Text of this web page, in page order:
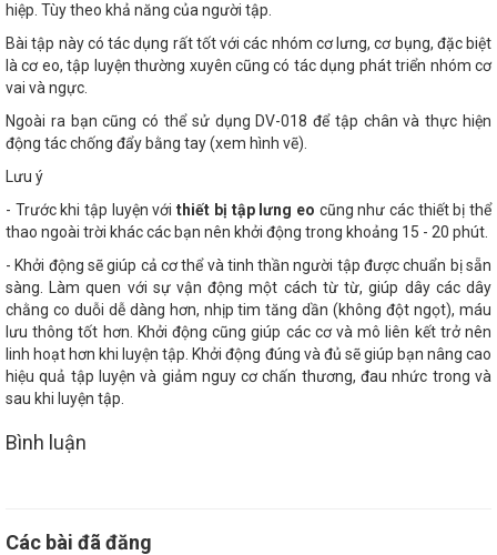
hiệp. Tùy theo khả năng của người tập.
Bài tập này có tác dụng rất tốt với các nhóm cơ lưng, cơ bụng, đặc biệt
là cơ eo, tập luyện thường xuyên cũng có tác dụng phát triển nhóm cơ
vai và ngực.
Ngoài ra bạn cũng có thể sử dụng DV-018 để tập chân và thực hiện
động tác chống đẩy bằng tay (xem hình vẽ).
Lưu ý
- Trước khi tập luyện với thiết bị tập lưng eo cũng như các thiết bị thể
thao ngoài trời khác các bạn nên khởi động trong khoảng 15 - 20 phút.
- Khởi động sẽ giúp cả cơ thể và tinh thần người tập được chuẩn bị sẵn
sàng. Làm quen với sự vận động một cách từ từ, giúp dây các dây
chằng co duỗi dễ dàng hơn, nhịp tim tăng dần (không đột ngọt), máu
lưu thông tốt hơn. Khởi động cũng giúp các cơ và mô liên kết trở nên
linh hoạt hơn khi luyện tập. Khởi động đúng và đủ sẽ giúp bạn nâng cao
hiệu quả tập luyện và giảm nguy cơ chấn thương, đau nhức trong và
sau khi luyện tập.
Bình luận
Các bài đã đăng